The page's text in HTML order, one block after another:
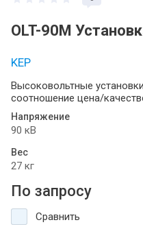
OLT-90M
KEP
Высоковольтные
соотношение цена/
Напряжение
90 кВ
Вес
27 кг
По запросу
Сравнить